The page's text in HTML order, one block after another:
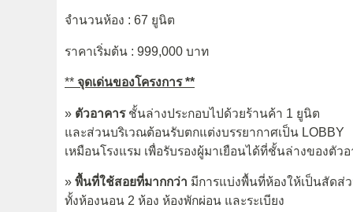
จำนวนห้อง : 67 ยูนิต
ราคาเริ่มต้น : 999,000 บาท
** จุดเด่นของโครงการ **
» ตัวอาคารชั้นล่างประกอบไปด้วยร้านค้า 1 ยูนิต
และส่วนบริเวณต้อนรับตกแต่งบรรยากาศเป็น LOBBY
เหมือนโรงแรม เพื่อรับรองผู้มาเยือนได้ที่ชั้นล่างของตัว
» พื้นที่ใช้สอยที่มากกว่า มีการแบ่งพื้นที่ห้องให้เป็นสัดส่
ทั้งห้องนอน 2 ห้อง ห้องพักผ่อน และระเบียง